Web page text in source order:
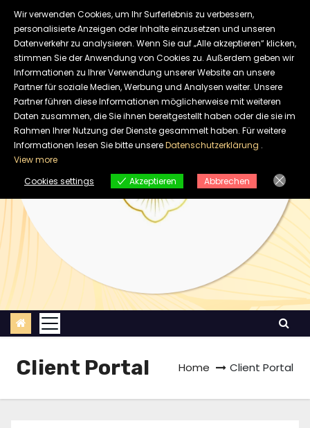
Skip
content
Client Portal Home Client Portal
Wir verwenden Cookies, um Ihr Surferlebnis zu verbessern,
personalisierte Anzeigen oder Inhalte einzusetzen und unseren
Datenverkehr zu analysieren. Wenn Sie auf „Alle akzeptieren“ klicken,
stimmen Sie der Anwendung von Cookies zu. Außerdem geben wir
Informationen zu Ihrer Verwendung unserer Website an unsere
Partner für soziale Medien, Werbung und Analysen weiter. Unsere
Partner führen diese Informationen möglicherweise mit weiteren
Daten zusammen, die Sie ihnen bereitgestellt haben oder die sie im
Rahmen Ihrer Nutzung der Dienste gesammelt haben. Für weitere
Informationen lesen Sie bitte unsereDatenschutzerklärung .
View more
Cookies settings
Akzeptieren Abbrechen